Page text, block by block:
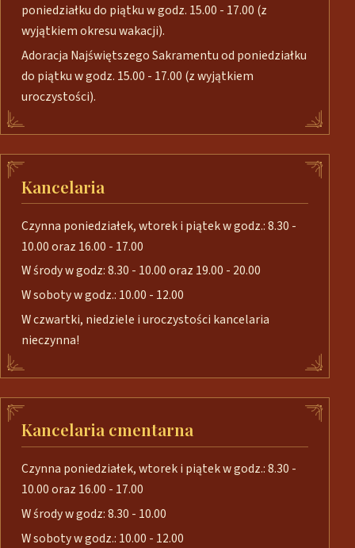
poniedziałku do piątku w godz. 15.00 - 17.00 (z
wyjątkiem okresu wakacji).
Adoracja Najświętszego Sakramentu od poniedziałku
do piątku w godz. 15.00 - 17.00 (z wyjątkiem
uroczystości).
Kancelaria
Czynna poniedziałek, wtorek i piątek w godz.: 8.30 -
10.00 oraz 16.00 - 17.00
W środy w godz: 8.30 - 10.00 oraz 19.00 - 20.00
W soboty w godz.: 10.00 - 12.00
W czwartki, niedziele i uroczystości kancelaria
nieczynna!
Kancelaria cmentarna
Czynna poniedziałek, wtorek i piątek w godz.: 8.30 -
10.00 oraz 16.00 - 17.00
W środy w godz: 8.30 - 10.00
W soboty w godz.: 10.00 - 12.00